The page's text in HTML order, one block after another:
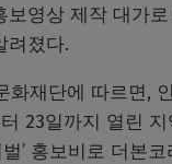
보영상 제작 대가
려졌다.
화재단에 따르면,
23일까지 열린 지
’ 홍보비로 더본